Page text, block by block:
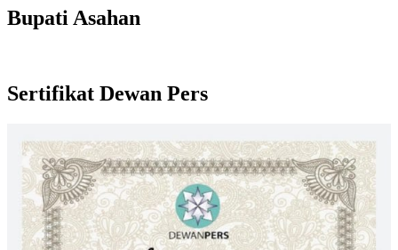
Bupati Asahan
Sertifikat Dewan Pers